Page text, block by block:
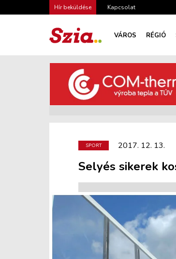
Hír beküldése Kapcsolat
VÁROS RÉGIÓ
SPORT 2017. 12. 13.
Selyés sikerek